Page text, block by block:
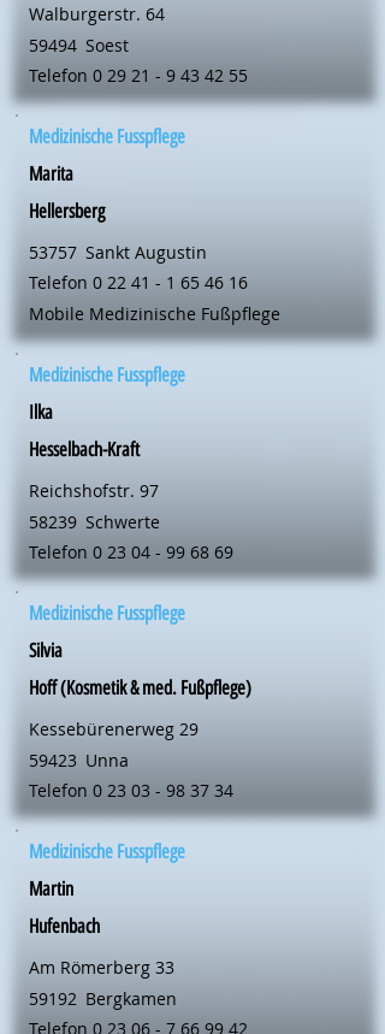
Walburgerstr. 64
59494 Soest
Telefon 0 29 21 - 9 43 42 55
Medizinische Fusspflege
Marita
Hellersberg
53757 Sankt Augustin
Telefon 0 22 41 - 1 65 46 16
Mobile Medizinische Fußpflege
Medizinische Fusspflege
Ilka
Hesselbach-Kraft
Reichshofstr. 97
58239 Schwerte
Telefon 0 23 04 - 99 68 69
Medizinische Fusspflege
Silvia
Hoff (Kosmetik & med. Fußpflege)
Kessebürenerweg 29
59423 Unna
Telefon 0 23 03 - 98 37 34
Medizinische Fusspflege
Martin
Hufenbach
Am Römerberg 33
59192 Bergkamen
Telefon 0 23 06 - 7 66 99 42